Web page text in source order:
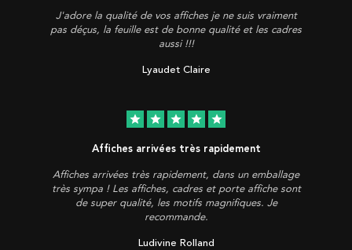
J'adore la qualité de vos affiches je ne suis vraiment
pas déçus, la feuille est de bonne qualité et les cadres
aussi !!!
Lyaudet Claire
star star star star star
Affiches arrivées très rapidement
Affiches arrivées très rapidement, dans un emballage
très sympa ! Les affiches, cadres et porte affiche sont
de super qualité, les motifs magnifiques. Je
recommande.
Ludivine Rolland